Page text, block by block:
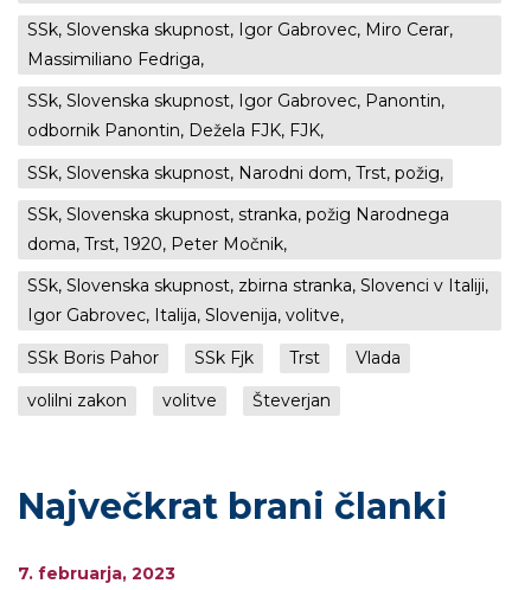
SSk, Slovenska skupnost, Igor Gabrovec, Miro Cerar,
Massimiliano Fedriga,
SSk, Slovenska skupnost, Igor Gabrovec, Panontin,
odbornik Panontin, Dežela FJK, FJK,
SSk, Slovenska skupnost, Narodni dom, Trst, požig,
SSk, Slovenska skupnost, stranka, požig Narodnega
doma, Trst, 1920, Peter Močnik,
SSk, Slovenska skupnost, zbirna stranka, Slovenci v Italiji,
Igor Gabrovec, Italija, Slovenija, volitve,
SSk Boris Pahor
SSk Fjk Trst
Vlada
volilni zakon
volitve Števerjan
Največkrat brani članki
7. februarja, 2023